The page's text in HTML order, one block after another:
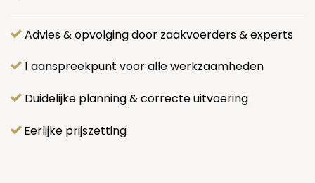
Advies & opvolging door zaakvoerders & experts
1 aanspreekpunt voor alle werkzaamheden
Duidelijke planning & correcte uitvoering
Eerlijke prijszetting